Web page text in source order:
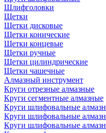
Шлифголовки
Щетки
Щетки дисковые
Щетки конические
Щетки концевые
Щетки ручные
Щетки цилиндрические
Щетки чашечные
Алмазный инструмент
Круги отрезные алмазные
Круги сегментные алмазные
Круги шлифовальные
Круги шлифовальные
Круги шлифовальные